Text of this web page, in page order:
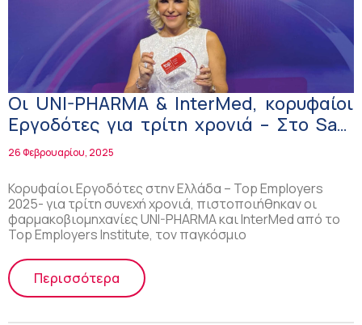
Οι UNI-PHARMA & InterMed, κορυφαίοι
Εργοδότες για τρίτη χρονιά – Στο Sao
Paolo της Βραζιλίας η απονομή της
παγκόσμιας διάκρισης!
26 Φεβρουαρίου, 2025
Κορυφαίοι Εργοδότες στην Ελλάδα – Top Employers
2025- για τρίτη συνεχή χρονιά, πιστοποιήθηκαν οι
φαρμακοβιομηχανίες UNI-PHARMA και InterMed από το
Top Employers Institute, τον παγκόσμιο
Περισσότερα